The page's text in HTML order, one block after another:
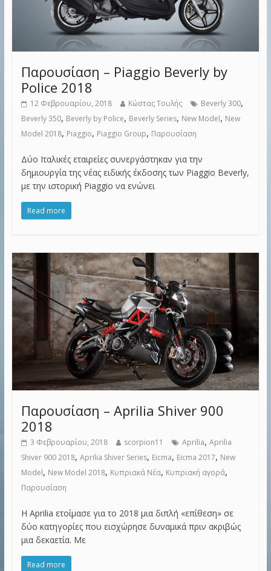
Παρουσίαση – Piaggio Beverly by
Police 2018
12 Φεβρουαρίου, 2018 Κώστας Τουλής Beverly 300,
Beverly 350, Beverly by Police, Beverly Series, New Model, New
Model 2018, Piaggio, Piaggio Group, Παρουσίαση
Δύο Ιταλικές εταιρείες συνεργάστηκαν για την
δημιουργία της νέας ειδικής έκδοσης των Piaggio Beverly,
με την ιστορική Piaggio να ενώνει
Read more
Παρουσίαση – Aprilia Shiver 900
2018
3 Φεβρουαρίου, 2018 scorpion11 Aprilia, Aprilia
Shiver 900 2018, Aprilia Shiver Series, Eicma, Eicma 2017, New
Model, New Model 2018, Κυπριακά Νέα, Κυπριακή αγορά,
Παρουσίαση
Η Aprilia ετοίμασε για το 2018 μια διπλή «επίθεση» σε
δύο κατηγορίες που εισχώρησε δυναμικά πριν ακριβώς
μια δεκαετία. Με
Read more